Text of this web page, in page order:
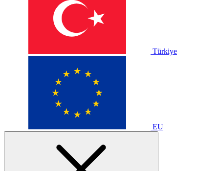
Türkiye
EU